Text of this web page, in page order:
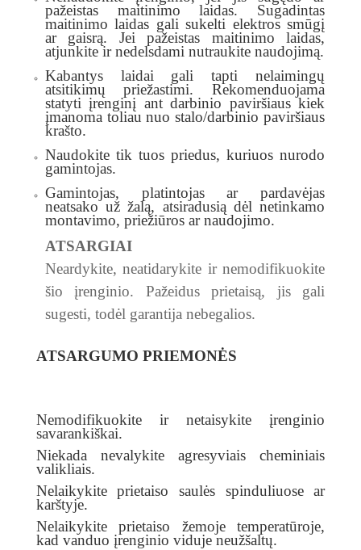
pažeistas maitinimo laidas. Sugadintas
maitinimo laidas gali sukelti elektros smūgį
ar gaisrą. Jei pažeistas maitinimo laidas,
atjunkite ir nedelsdami nutraukite naudojimą.
Kabantys laidai gali tapti nelaimingų
atsitikimų priežastimi. Rekomenduojama
statyti įrenginį ant darbinio paviršiaus kiek
įmanoma toliau nuo stalo/darbinio paviršiaus
krašto.
Naudokite tik tuos priedus, kuriuos nurodo
gamintojas.
Gamintojas, platintojas ar pardavėjas
neatsako už žalą, atsiradusią dėl netinkamo
montavimo, priežiūros ar naudojimo.
ATSARGIAI
Neardykite, neatidarykite ir nemodifikuokite
šio įrenginio. Pažeidus prietaisą, jis gali
sugesti, todėl garantija nebegalios.
ATSARGUMO PRIEMONĖS
Nemodifikuokite ir netaisykite įrenginio
savarankiškai.
Niekada nevalykite agresyviais cheminiais
valikliais.
Nelaikykite prietaiso saulės spinduliuose ar
karštyje.
Nelaikykite prietaiso žemoje temperatūroje,
kad vanduo įrenginio viduje neužšaltų.